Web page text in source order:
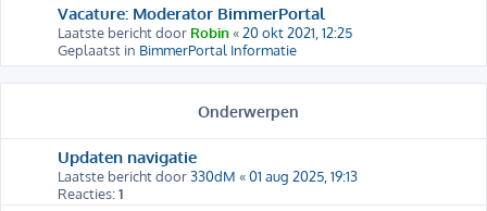
Vacature: Moderator BimmerPortal
Laatste bericht door Robin«20 okt 2021, 12:25
Geplaatst in BimmerPortal Informatie
Onderwerpen
Updaten navigatie
Laatste bericht door330dM «01 aug 2025, 19:13
Reacties:1